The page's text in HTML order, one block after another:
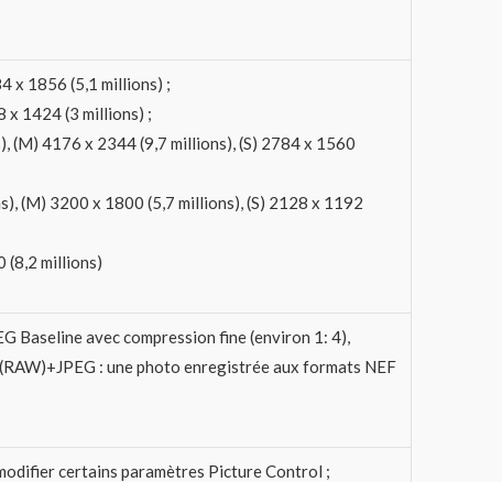
x 1856 (5,1 millions) ;
x 1424 (3 millions) ;
(M) 4176 x 2344 (9,7 millions), (S) 2784 x 1560
(M) 3200 x 1800 (5,7 millions), (S) 2128 x 1192
(8,2 millions)
Baseline avec compression fine (environ 1: 4),
: une photo enregistrée aux formats NEF
certains paramètres Picture Control ;